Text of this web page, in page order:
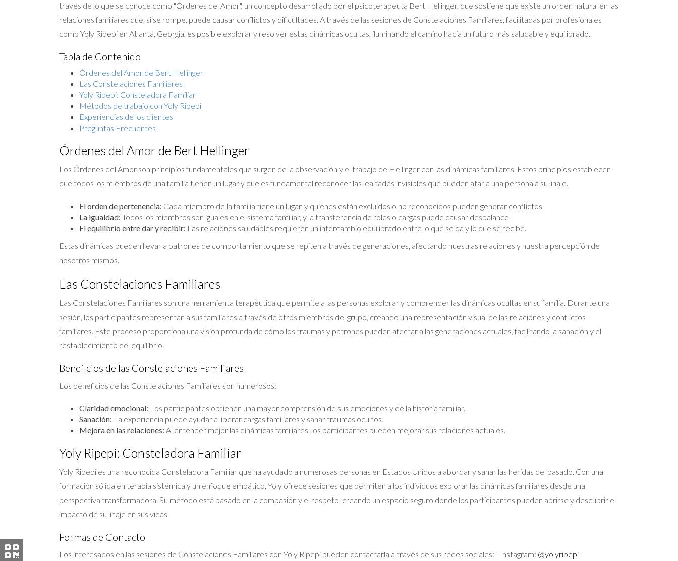
través de lo que se conoce como "Órdenes del Amor", un concepto desarrollado por el psicoterapeuta Bert Hellinger, que sostiene que existe un orden natural en las
relaciones familiares que, si se rompe, puede causar conflictos y dificultades. A través de las sesiones de Constelaciones Familiares, facilitadas por profesionales
como Yoly Ripepi en Atlanta, Georgia, es posible explorar y resolver estas dinámicas ocultas, iluminando el camino hacia un futuro más saludable y equilibrado.
Tabla de Contenido
Órdenes del Amor de Bert Hellinger
Las Constelaciones Familiares
Yoly Ripepi: Consteladora Familiar
Métodos de trabajo con Yoly Ripepi
Experiencias de los clientes
Preguntas Frecuentes
Órdenes del Amor de Bert Hellinger
Los Órdenes del Amor son principios fundamentales que surgen de la observación y el trabajo de Hellinger con las dinámicas familiares. Estos principios establecen
que todos los miembros de una familia tienen un lugar y que es fundamental reconocer las lealtades invisibles que pueden atar a una persona a su linaje.
El orden de pertenencia: Cada miembro de la familia tiene un lugar, y quienes están excluidos o no reconocidos pueden generar conflictos.
La igualdad: Todos los miembros son iguales en el sistema familiar, y la transferencia de roles o cargas puede causar desbalance.
El equilibrio entre dar y recibir: Las relaciones saludables requieren un intercambio equilibrado entre lo que se da y lo que se recibe.
Estas dinámicas pueden llevar a patrones de comportamiento que se repiten a través de generaciones, afectando nuestras relaciones y nuestra percepción de
nosotros mismos.
Las Constelaciones Familiares
Las Constelaciones Familiares son una herramienta terapéutica que permite a las personas explorar y comprender las dinámicas ocultas en su familia. Durante una
sesión, los participantes representan a sus familiares a través de otros miembros del grupo, creando una representación visual de las relaciones y conflictos
familiares. Este proceso proporciona una visión profunda de cómo los traumas y patrones pueden afectar a las generaciones actuales, facilitando la sanación y el
restablecimiento del equilibrio.
Beneficios de las Constelaciones Familiares
Los beneficios de las Constelaciones Familiares son numerosos:
Claridad emocional: Los participantes obtienen una mayor comprensión de sus emociones y de la historia familiar.
Sanación: La experiencia puede ayudar a liberar cargas familiares y sanar traumas ocultos.
Mejora en las relaciones: Al entender mejor las dinámicas familiares, los participantes pueden mejorar sus relaciones actuales.
Yoly Ripepi: Consteladora Familiar
Yoly Ripepi es una reconocida Consteladora Familiar que ha ayudado a numerosas personas en Estados Unidos a abordar y sanar las heridas del pasado. Con una
formación sólida en terapia sistémica y un enfoque empático, Yoly ofrece sesiones que permiten a los individuos explorar las dinámicas familiares desde una
perspectiva transformadora. Su método está basado en la compasión y el respeto, creando un espacio seguro donde los participantes pueden abrirse y descubrir el
impacto de su linaje en sus vidas.
Formas de Contacto
Los interesados en las sesiones de Constelaciones Familiares con Yoly Ripepi pueden contactarla a través de sus redes sociales: - Instagram: @yolyripepi-